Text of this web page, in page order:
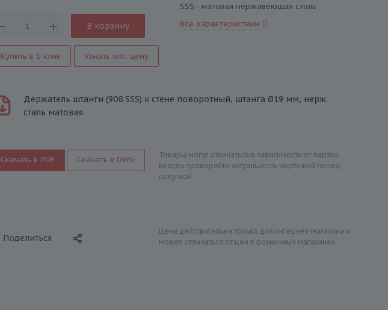
В корзину
Купить в 1 клик Узнать опт. цену
SSS - матовая нержавеющая сталь
Все характеристики
Держатель штанги (908 SSS) к стене поворотный, штанга Ø19 мм, нерж.
сталь матовая
Скачать в PDF Скачать в DWG
Товары могут отличаться в зависимости от партии.
Всегда проверяйте актуальность чертежей перед
покупкой.
Поделиться
Цена действительна только для интернет-магазина и
может отличаться от цен в розничных магазинах